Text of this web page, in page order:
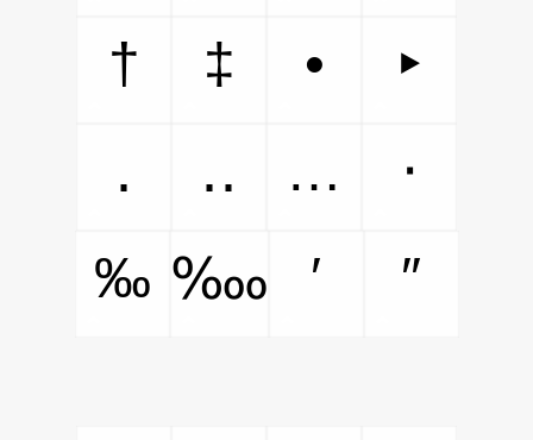
†
‡ •
‣
․
‥ …
‧
‰ ‱ ′ ″